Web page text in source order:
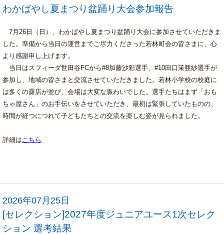
わかばやし夏まつり盆踊り大会参加報告
7月26日（日）、わかばやし夏まつり盆踊り大会に参加させていただきま
した。準備から当日の運営までご尽力くださった若林町会の皆さまに、心
より感謝申し上げます。
当日はスフィーダ世田谷FCから#8加藤沙彩選手、#10田口茉亜紗選手が
参加し、地域の皆さまと交流させていただきました。若林小学校の校庭に
は多くの露店が並び、会場は大変な賑わいでした。選手たちはまず「おも
ちゃ屋さん」のお手伝いをさせていただき、最初は緊張していたものの、
時間が経つにつれて子どもたちとの交流を楽しむ姿が見られました。
詳細は こちら
2026年07月25日
[セレクション]2027年度ジュニアユース1次セレク
ション 選考結果